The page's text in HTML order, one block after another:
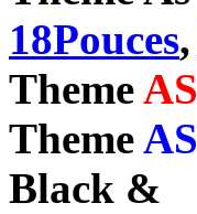
18Pouces,
Theme
Theme
Black &